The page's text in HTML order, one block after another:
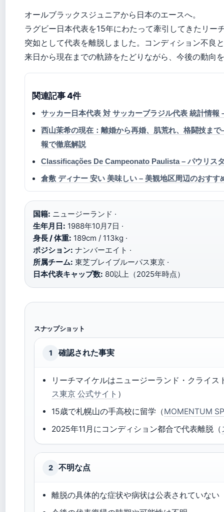
オールブラックスジュニアから日本のエースへ。
ラグビー日本代表を15年にわたって牽引してきたリー
突如として代表を離脱しました。コンディション不良
来日から現在までの軌跡をたどりながら、今後の動向
関連記事 4件
サッカー日本代表 対 サッカーブラジル代表 統計情報
西山茉希の現在：離婚から再婚、肌荒れ、格闘技ま
報で徹底解説
Classificações De Campeonato Paulista – パウリス
倉敷 ディナー 安い 美味しい – 美観地区周辺のおすす
国籍: ニュージーランド ·
生年月日: 1988年10月7日 ·
身長 / 体重: 189cm / 113kg ·
ポジション: ナンバーエイト ·
所属チーム: 東芝ブレイブルーパス東京 ·
日本代表キャップ数: 80以上（2025年時点）
スナップショット
1 確認された事実
リーチマイケルはニュージーランド・クライス
ス東京 公式サイト ）
15歳で札幌山の手高校に留学（MOMENTUM
2025年11月にコンディション都合で代表離脱（
2 不明な点
離脱の具体的な症状や病状は公表されていない